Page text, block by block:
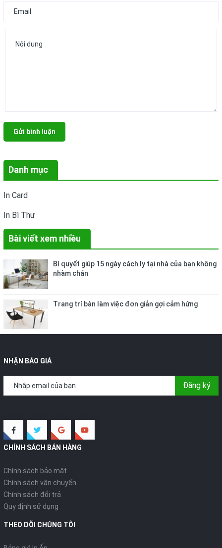
Danh mục
In Card
In Bì Thư
Bài viết xem nhiều
Bí quyết giúp 15 ngày cách ly tại nhà của bạn không
nhàm chán
Trang trí bàn làm việc đơn giản gợi cảm hứng
Gửi bình luận
NHẬN BÁO GIÁ
Đăng ký
CHÍNH SÁCH BÁN HÀNG
Chính sách bảo mật
Chính sách vận chuyển
Chính sách đổi trả
Quy định sử dụng
THEO DÕI CHÚNG TÔI